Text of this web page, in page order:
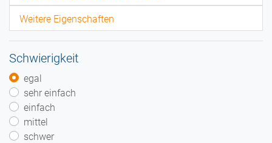
Weitere Eigenschaften
Schwierigkeit
egal
sehr einfach
einfach
mittel
schwer